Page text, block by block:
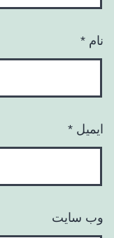
نام *
ایمیل *
وب‌ سایت